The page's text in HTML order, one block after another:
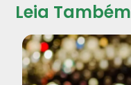
Leia Também